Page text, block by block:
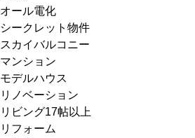
オール電化
シークレット物件
スカイバルコニー
マンション
モデルハウス
リノベーション
リビング17帖以上
リフォーム